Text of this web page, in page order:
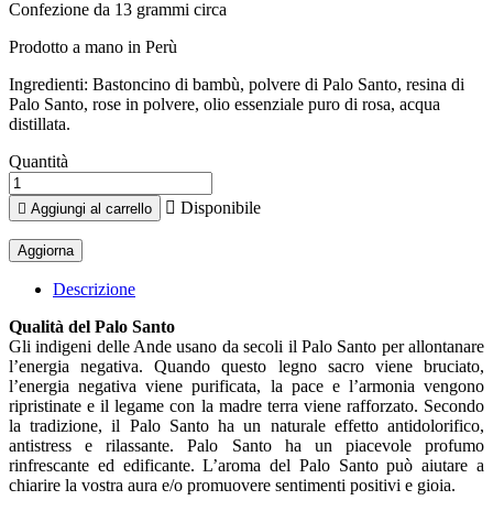
Confezione da 13 grammi circa
Prodotto a mano in Perù
Ingredienti: Bastoncino di bambù, polvere di Palo Santo, resina di
Palo Santo, rose in polvere, olio essenziale puro di rosa, acqua
distillata.
Quantità
 Aggiungi al carrello  Disponibile
Descrizione
Qualità del Palo Santo
Gli indigeni delle Ande usano da secoli il Palo Santo per allontanare
l’energia negativa. Quando questo legno sacro viene bruciato,
l’energia negativa viene purificata, la pace e l’armonia vengono
ripristinate e il legame con la madre terra viene rafforzato. Secondo
la tradizione, il Palo Santo ha un naturale effetto antidolorifico,
antistress e rilassante. Palo Santo ha un piacevole profumo
rinfrescante ed edificante. L’aroma del Palo Santo può aiutare a
chiarire la vostra aura e/o promuovere sentimenti positivi e gioia.